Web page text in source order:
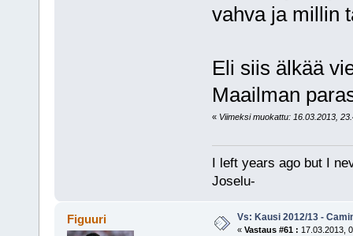
vahva ja millin
Eli siis älkää
Maailman
« Viimeksi muokattu: 16.03.2013,
I left years ago but I
Joselu-
Figuuri Vs: Kausi 2012/13 -
« Vastaus #61 : 17.03.2013,